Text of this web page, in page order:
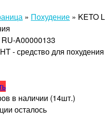
» Похудение » KETO
A00000133
в наличии (14шт.)
осталось